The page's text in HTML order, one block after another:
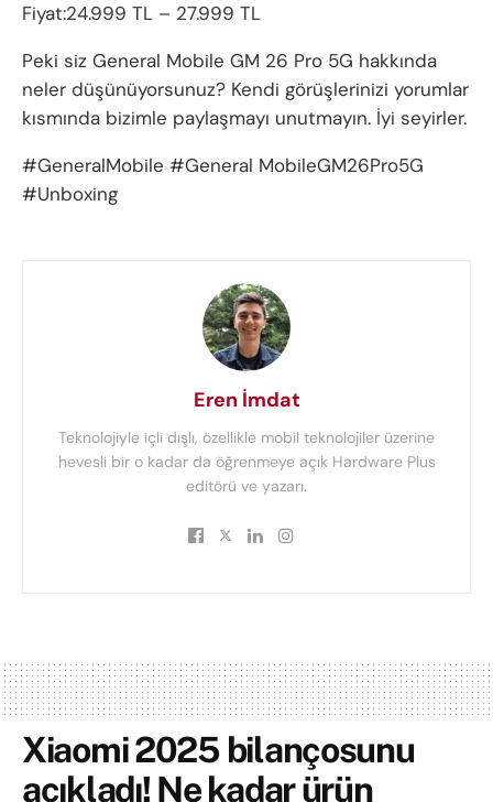
Fiyat:24.999 TL – 27.999 TL
Peki siz General Mobile GM 26 Pro 5G hakkında
neler düşünüyorsunuz? Kendi görüşlerinizi yorumlar
kısmında bizimle paylaşmayı unutmayın. İyi seyirler.
#GeneralMobile #General MobileGM26Pro5G
#Unboxing
Eren İmdat
Teknolojiyle içli dışlı, özellikle mobil teknolojiler üzerine
hevesli bir o kadar da öğrenmeye açık Hardware Plus
editörü ve yazarı.
Xiaomi 2025 bilançosunu
açıkladı! Ne kadar ürün